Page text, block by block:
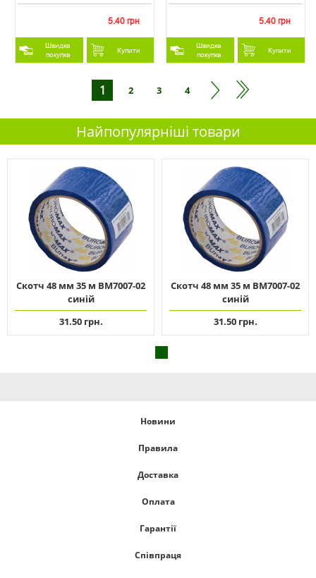
5.40 грн
Швидка
покупка
Купити
5.40 грн
Швидка
покупка
Купити
1 2 3 4
Найпопулярніші товари
Скотч 48 мм 35 м ВМ7007-02
синій
31.50 грн.
Скотч 48 мм 35 м ВМ7007-02
синій
31.50 грн.
Новини
Правила
Доставка
Оплата
Гарантії
Співпраця